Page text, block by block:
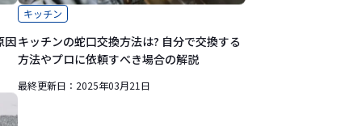
因
キッチン
キッチンの蛇口交換方法は? 自分で交換する
方法やプロに依頼すべき場合の解説
最終更新日： 2025年03月21日